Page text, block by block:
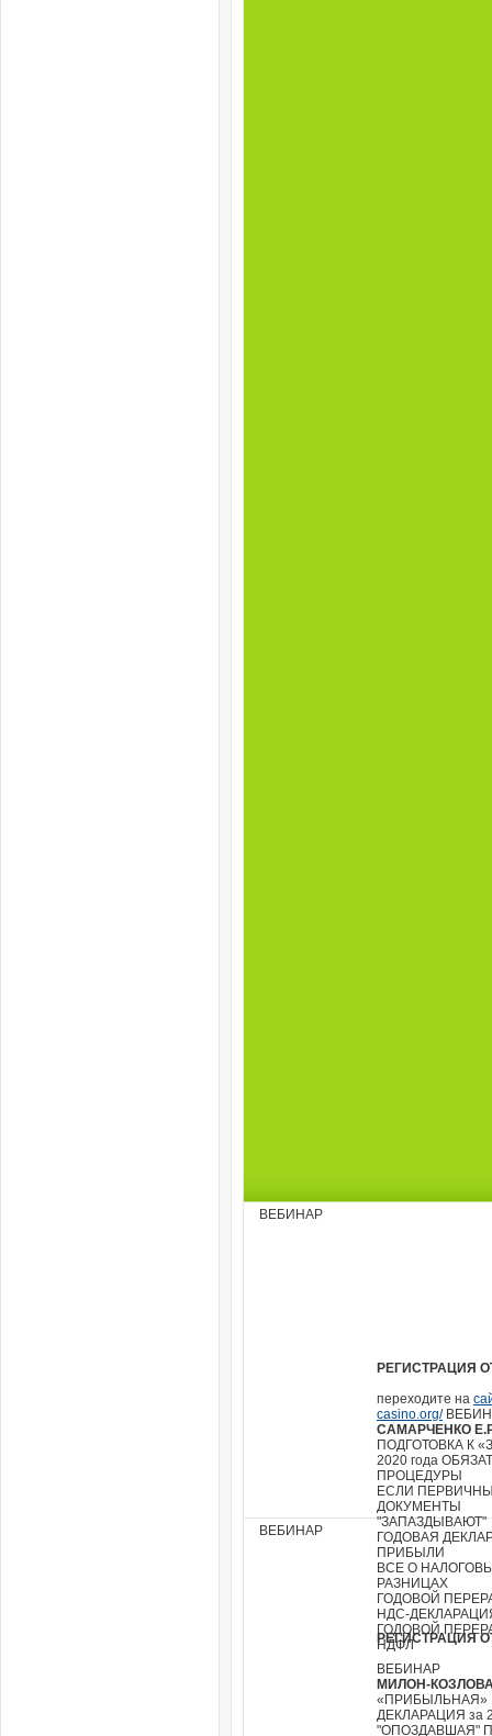
ВЕБИНАР
РЕГИСТРАЦИЯ
переходите на
casino.org/
САМАРЧЕНКО
ПОДГОТОВКА К
2020 года
ПРОЦЕДУРЫ
ЕСЛИ
ДОКУМЕНТЫ
"ЗАПАЗДЫВАЮТ"
ГОДОВАЯ
ПРИБЫЛИ
ВСЕ О
РАЗНИЦАХ
ГОДОВОЙ
НДС-
ГОДОВОЙ
НДФЛ
ВЕБИНАР
РЕГИСТРАЦИЯ
ВЕБИНАР
МИЛОН-
«ПРИБЫЛЬНАЯ»
ДЕКЛАРАЦИЯ за
"ОПОЗДАВШАЯ"